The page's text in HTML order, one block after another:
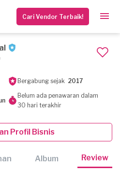
Cari Vendor Terbaik!
Bergabung sejak 2017
Belum ada penawaran dalam
30 hari terakhir
Profil Bisnis
Album Review